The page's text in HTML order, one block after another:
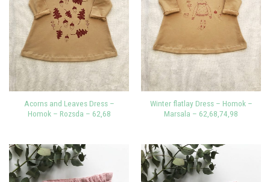
Acorns and Leaves Dress –
Homok – Rozsda – 62,68
Winter flatlay Dress – Homok –
Marsala – 62,68,74,98